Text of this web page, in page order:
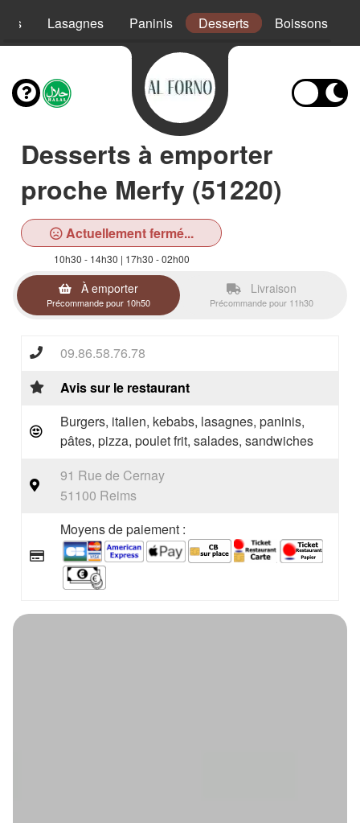
Lasagnes Paninis Desserts Boissons
Desserts à emporter
proche Merfy (51220)
Actuellement fermé...
10h30 - 14h30 | 17h30 - 02h00
À emporter
Précommande pour 10h50
Livraison
Précommande pour 11h30
09.86.58.76.78
Avis sur le restaurant
Burgers, italien, kebabs, lasagnes, paninis,
pâtes, pizza, poulet frit, salades, sandwiches
91 Rue de Cernay
51100 Reims
Moyens de paiement :